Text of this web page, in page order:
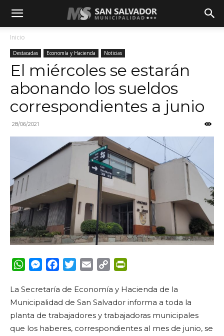
Inicio
Destacadas Economía y Hacienda Noticias
El miércoles se estarán
abonando los sueldos
correspondientes a junio
28/06/2021
WhatsApp
Messenger
FacebookTwitterEmail Copy
La Secretaría de Economía y Hacienda de la
Municipalidad de San Salvador informa a toda la
planta de trabajadores y trabajadoras municipales
que los haberes, correspondientes al mes de junio, se